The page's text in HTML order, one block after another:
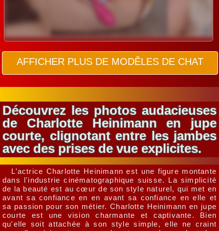
AFFICHER PLUS DE MODÊLES DE CHAT
Découvrez les photos audacieuses
de Charlotte Heinimann en jupe
courte, clignotant entre les jambes
avec des prises de vue explicites.
L'actrice Charlotte Heinimann est une figure montante
dans l'industrie cinématographique suisse. La simplicité
de la beauté est au cœur de son style naturel, qui met en
avant sa confiance en en avant sa confiance en elle et
sa passion pour son métier. Charlotte Heinimann en jupe
courte est une vision charmante et captivante. Bien
qu'elle soit attachée à son style simple, elle ne craint